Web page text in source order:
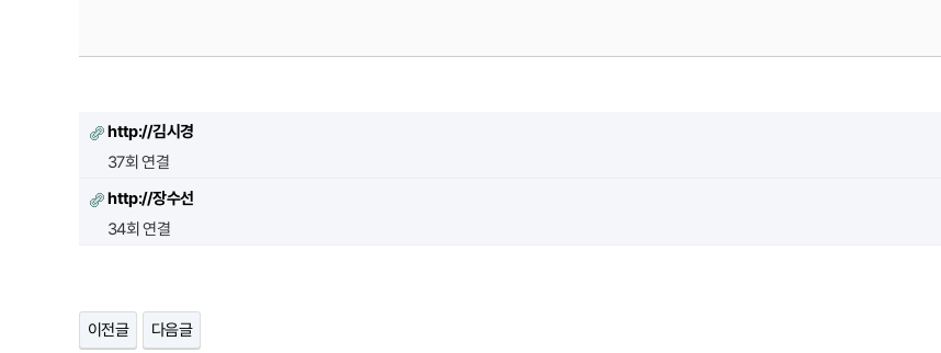
http://김시경
37회 연결
http://장수선
34회 연결
이전글 다음글